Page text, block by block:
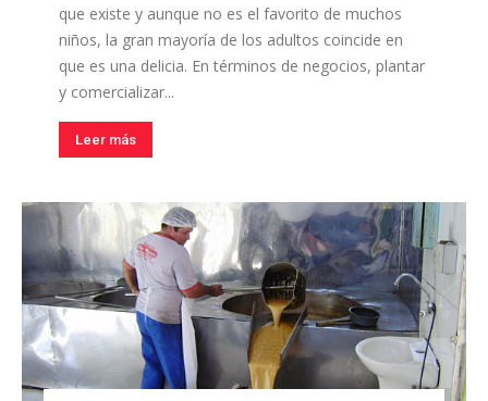
que existe y aunque no es el favorito de muchos
niños, la gran mayoría de los adultos coincide en
que es una delicia. En términos de negocios, plantar
y comercializar...
Leer más